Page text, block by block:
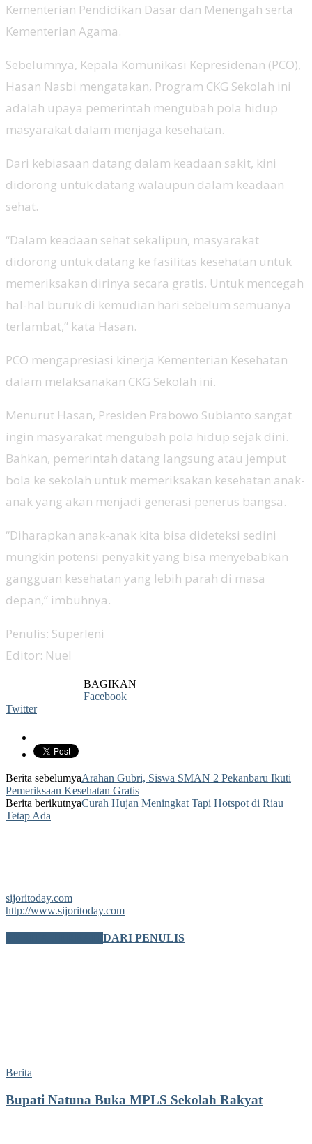
Kementerian Pendidikan Dasar dan Menengah serta
Kementerian Agama.
Sebelumnya, Kepala Komunikasi Kepresidenan (PCO),
Hasan Nasbi mengatakan, Program CKG Sekolah ini
adalah upaya pemerintah mengubah pola hidup
masyarakat dalam menjaga kesehatan.
Dari kebiasaan datang dalam keadaan sakit, kini
didorong untuk datang walaupun dalam keadaan
sehat.
“Dalam keadaan sehat sekalipun, masyarakat
didorong untuk datang ke fasilitas kesehatan untuk
memeriksakan dirinya secara gratis. Untuk mencegah
hal-hal buruk di kemudian hari sebelum semuanya
terlambat,” kata Hasan.
PCO mengapresiasi kinerja Kementerian Kesehatan
dalam melaksanakan CKG Sekolah ini.
Menurut Hasan, Presiden Prabowo Subianto sangat
ingin masyarakat mengubah pola hidup sejak dini.
Bahkan, pemerintah datang langsung atau jemput
bola ke sekolah untuk memeriksakan kesehatan anak-
anak yang akan menjadi generasi penerus bangsa.
“Diharapkan anak-anak kita bisa dideteksi sedini
mungkin potensi penyakit yang bisa menyebabkan
gangguan kesehatan yang lebih parah di masa
depan,” imbuhnya.
Penulis: Superleni
Editor: Nuel
BAGIKAN
Facebook
Twitter
Berita sebelumyaArahan Gubri, Siswa SMAN 2 Pekanbaru Ikuti
Pemeriksaan Kesehatan Gratis
Berita berikutnyaCurah Hujan Meningkat Tapi Hotspot di Riau
Tetap Ada
sijoritoday.com
http://www.sijoritoday.com
DARI PENULIS
Berita
Bupati Natuna Buka MPLS Sekolah Rakyat